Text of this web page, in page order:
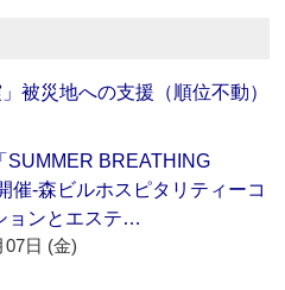
被災地への支援（順位不動）
SUMMER BREATHING
催‐森ビルホスピタリティーコ
ョンとエステ…
07日 (金)